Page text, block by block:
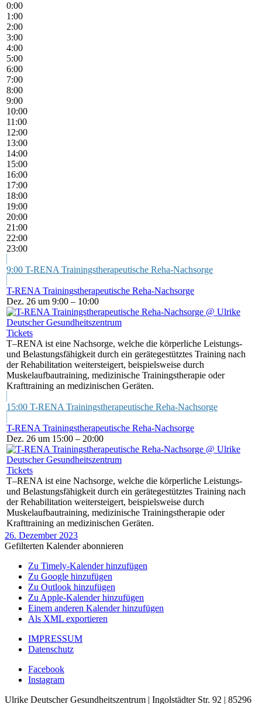
0:00
1:00
2:00
3:00
4:00
5:00
6:00
7:00
8:00
9:00
10:00
11:00
12:00
13:00
14:00
15:00
16:00
17:00
18:00
19:00
20:00
21:00
22:00
23:00
9:00 T-RENA Trainingstherapeutische Reha-Nachsorge
T-RENA Trainingstherapeutische Reha-Nachsorge
Dez. 26 um 9:00 – 10:00
Tickets
T–RENA ist eine Nachsorge, welche die körperliche Leistungs-
und Belastungsfähigkeit durch ein gerätegestütztes Training nach
der Rehabilitation weitersteigert, beispielsweise durch
Muskelaufbautraining, medizinische Trainingstherapie oder
Krafttraining an medizinischen Geräten.
15:00 T-RENA Trainingstherapeutische Reha-Nachsorge
T-RENA Trainingstherapeutische Reha-Nachsorge
Dez. 26 um 15:00 – 20:00
Tickets
T–RENA ist eine Nachsorge, welche die körperliche Leistungs-
und Belastungsfähigkeit durch ein gerätegestütztes Training nach
der Rehabilitation weitersteigert, beispielsweise durch
Muskelaufbautraining, medizinische Trainingstherapie oder
Krafttraining an medizinischen Geräten.
26. Dezember 2023
Gefilterten Kalender abonnieren
Zu Timely-Kalender hinzufügen
Zu Google hinzufügen
Zu Outlook hinzufügen
Zu Apple-Kalender hinzufügen
Einem anderen Kalender hinzufügen
Als XML exportieren
IMPRESSUM
Datenschutz
Facebook
Instagram
Ulrike Deutscher Gesundheitszentrum | Ingolstädter Str. 92 | 85296